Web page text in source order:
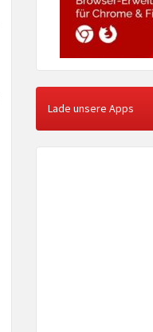
Lade unsere Apps